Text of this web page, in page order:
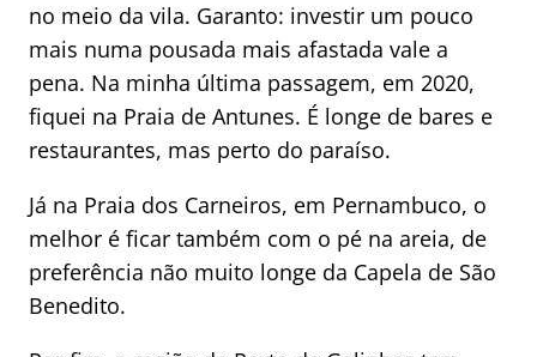
no meio da vila. Garanto: investir um pouco
mais numa pousada mais afastada vale a
pena. Na minha última passagem, em 2020,
fiquei na Praia de Antunes. É longe de bares e
restaurantes, mas perto do paraíso.
Já na Praia dos Carneiros, em Pernambuco, o
melhor é ficar também com o pé na areia, de
preferência não muito longe da Capela de São
Benedito.